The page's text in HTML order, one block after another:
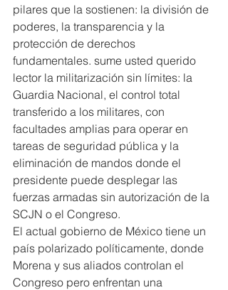
pilares que la sostienen: la división de
poderes, la transparencia y la
protección de derechos
fundamentales. sume usted querido
lector la militarización sin límites: la
Guardia Nacional, el control total
transferido a los militares, con
facultades amplias para operar en
tareas de seguridad pública y la
eliminación de mandos donde el
presidente puede desplegar las
fuerzas armadas sin autorización de la
SCJN o el Congreso.
El actual gobierno de México tiene un
país polarizado políticamente, donde
Morena y sus aliados controlan el
Congreso pero enfrentan una